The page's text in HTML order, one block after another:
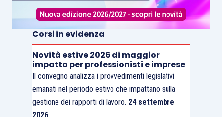
Corsi in evidenza
Novità estive 2026 di maggior
impatto per professionisti e imprese
Il convegno analizza i provvedimenti legislativi
emanati nel periodo estivo che impattano sulla
gestione dei rapporti di lavoro. 24 settembre
2026